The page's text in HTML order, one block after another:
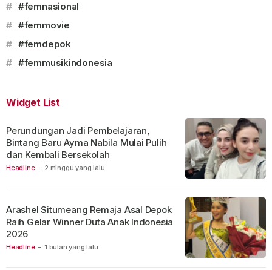
# #femnasional
# #femmovie
# #femdepok
# #femmusikindonesia
Widget List
Headline - 2 minggu yang lalu
Perundungan Jadi Pembelajaran,
Bintang Baru Ayma Nabila Mulai Pulih
dan Kembali Bersekolah
Headline - 1 bulan yang lalu
Arashel Situmeang Remaja Asal Depok
Raih Gelar Winner Duta Anak Indonesia
2026